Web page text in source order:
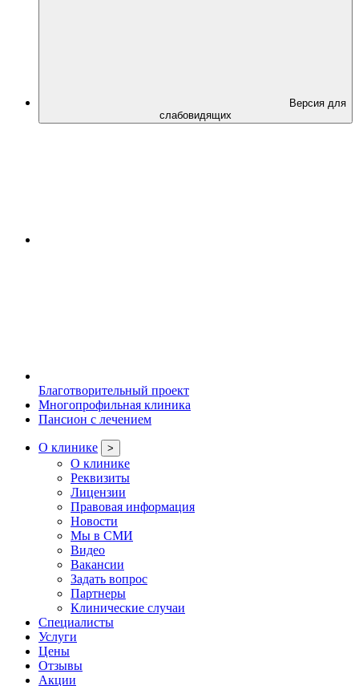
Версия для
слабовидящих
Благотворительный проект
Многопрофильная клиника
Пансион с лечением
О клинике >
О клинике
Реквизиты
Лицензии
Правовая информация
Новости
Мы в СМИ
Видео
Вакансии
Задать вопрос
Партнеры
Клинические случаи
Специалисты
Услуги
Цены
Отзывы
Акции